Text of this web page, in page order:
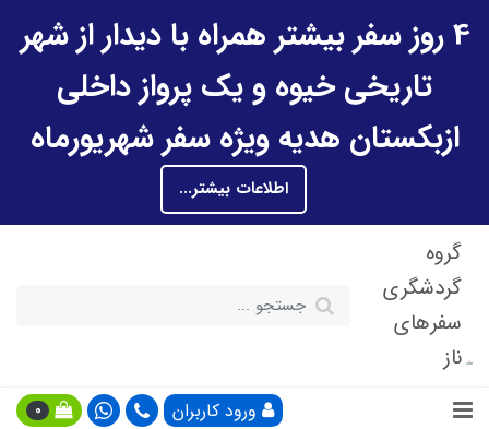
4 روز سفر بیشتر همراه با دیدار از شهر
تاریخی خیوه و یک پرواز داخلی
ازبکستان هدیه ویژه سفر شهریورماه
اطلاعات بیشتر...
گروه
گردشگری
سفرهای
ناز
ورود کاربران 0